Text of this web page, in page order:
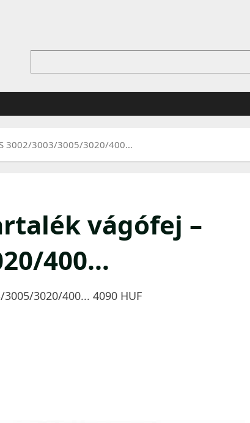
3002/3003/3005/3020/400…
vágófej –
400…
3020/400... 4090 HUF